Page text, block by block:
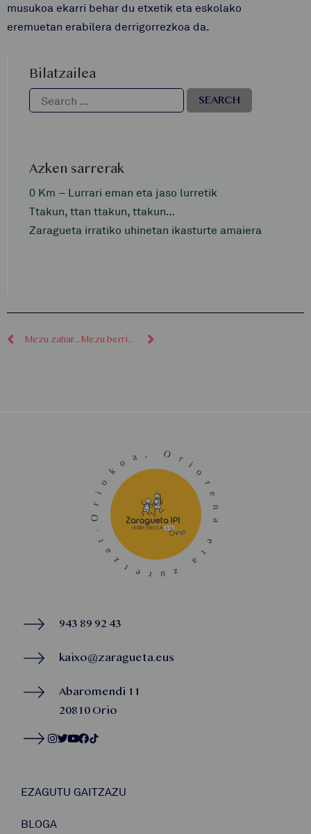
musukoa ekarri behar du etxetik eta eskolako
eremuetan erabilera derrigorrezkoa da.
Bilatzailea
Azken sarrerak
0 Km – Lurrari eman eta jaso lurretik
Ttakun, ttan ttakun, ttakun…
Zaragueta irratiko uhinetan ikasturte amaiera
Mezu zaharragoak Mezu berriagoak
943 89 92 43
kaixo@zaragueta.eus
Abaromendi 11
20810 Orio
EZAGUTU GAITZAZU
BLOGA